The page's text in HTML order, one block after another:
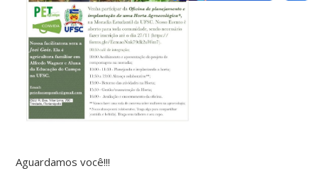
Aguardamos você!!!